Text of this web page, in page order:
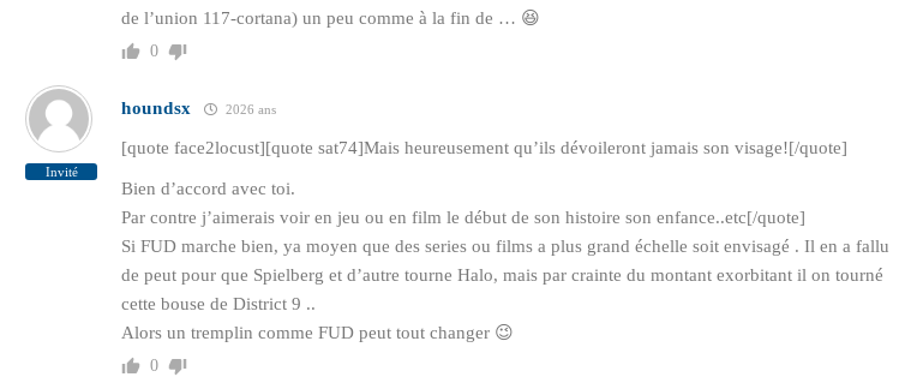
de l’union 117-cortana) un peu comme à la fin de … 😆
0
Invité
houndsx 2026 ans
[quote face2locust][quote sat74]Mais heureusement qu’ils dévoileront jamais son visage![/quote]
Bien d’accord avec toi.
Par contre j’aimerais voir en jeu ou en film le début de son histoire son enfance..etc[/quote]
Si FUD marche bien, ya moyen que des series ou films a plus grand échelle soit envisagé . Il en a fallu
de peut pour que Spielberg et d’autre tourne Halo, mais par crainte du montant exorbitant il on tourné
cette bouse de District 9 ..
Alors un tremplin comme FUD peut tout changer 😉
0